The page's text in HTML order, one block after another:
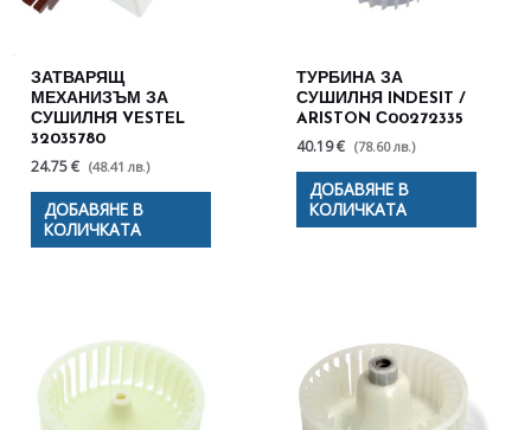
ЗАТВАРЯЩ
МЕХАНИЗЪМ ЗА
СУШИЛНЯ VESTEL
32035780
24.75 € (48.41 лв.)
ДОБАВЯНЕ В
КОЛИЧКАТА
ТУРБИНА ЗА
СУШИЛНЯ INDESIT /
ARISTON С00272335
40.19 € (78.60 лв.)
ДОБАВЯНЕ В
КОЛИЧКАТА